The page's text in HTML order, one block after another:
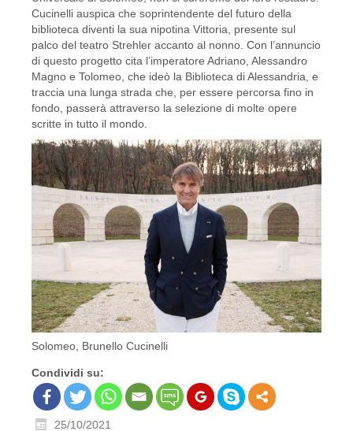
Cucinelli auspica che soprintendente del futuro della
biblioteca diventi la sua nipotina Vittoria, presente sul
palco del teatro Strehler accanto al nonno. Con l’annuncio
di questo progetto cita l’imperatore Adriano, Alessandro
Magno e Tolomeo, che ideò la Biblioteca di Alessandria, e
traccia una lunga strada che, per essere percorsa fino in
fondo, passerà attraverso la selezione di molte opere
scritte in tutto il mondo.
Solomeo, Brunello Cucinelli
Condividi su:
25/10/2021